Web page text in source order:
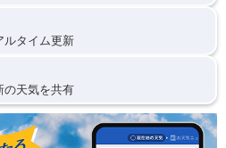
ルタイム更新
の天気を共有